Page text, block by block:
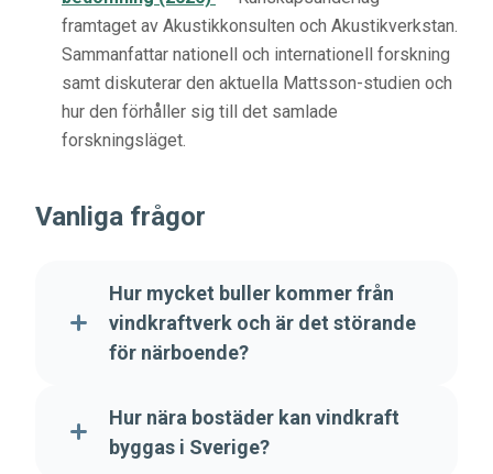
framtaget av Akustikkonsulten och Akustikverkstan.
Sammanfattar nationell och internationell forskning
samt diskuterar den aktuella Mattsson-studien och
hur den förhåller sig till det samlade
forskningsläget.
Vanliga frågor
Hur mycket buller kommer från
vindkraftverk och är det störande
för närboende?
Hur nära bostäder kan vindkraft
byggas i Sverige?